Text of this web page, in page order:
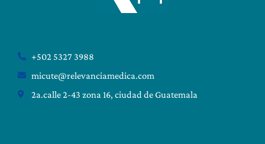
+502 5327 3988
micute@relevanciamedica.com
2a.calle 2-43 zona 16, ciudad de Guatemala